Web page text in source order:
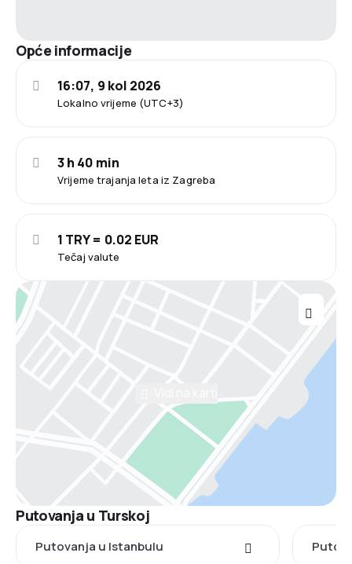
Opće informacije
Lokalno vrijeme (UTC+3)
16:07, 9 kol 2026
Vrijeme trajanja leta iz Zagreba
3 h 40 min
Tečaj valute
1 TRY = 0.02 EUR
Putovanja u Turskoj
Putovanja u Istanbulu